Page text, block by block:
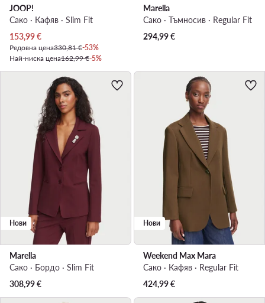
JOOP!
Сако · Кафяв · Slim Fit
Актуална цена
153,99€
Редовна цена330,81 €-53%
Най-ниска цена162,99 €-5%
Marella
Сако · Тъмносив · Regular Fit
294,99€
Нови
Marella
Сако · Бордо · Slim Fit
308,99€
Нови
Weekend Max Mara
Сако · Кафяв · Regular Fit
424,99€